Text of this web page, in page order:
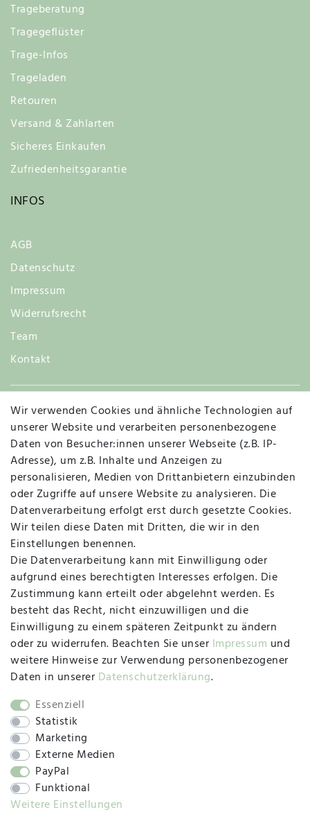
Trageberatung
Tragegeflüster
Trage-Infos
Trageladen
Retouren
Versand & Zahlarten
Sicheres Einkaufen
Zufriedenheitsgarantie
INFOS
AGB
Datenschutz
Impressum
Widerrufsrecht
Team
Kontakt
Widerruf
Vertrag widerrufen Kontakt
MAPALI VOR ORT
Herzogstraße 10
47533 Kleve
Montag, Dienstag, Donnerstag, Freitag
09:00 Uhr bis 13:00 Uhr
Mittwoch
09:00 Uhr bis 12:00 Uhr
SOCIAL
Wir verwenden Cookies und ähnliche Technologien auf
unserer Website und verarbeiten personenbezogene
Daten von Besucher:innen unserer Webseite (z.B. IP-
Adresse), um z.B. Inhalte und Anzeigen zu
personalisieren, Medien von Drittanbietern einzubinden
oder Zugriffe auf unsere Website zu analysieren. Die
Datenverarbeitung erfolgt erst durch gesetzte Cookies.
Wir teilen diese Daten mit Dritten, die wir in den
Einstellungen benennen.
Die Datenverarbeitung kann mit Einwilligung oder
aufgrund eines berechtigten Interesses erfolgen. Die
Zustimmung kann erteilt oder abgelehnt werden. Es
besteht das Recht, nicht einzuwilligen und die
Einwilligung zu einem späteren Zeitpunkt zu ändern
oder zu widerrufen. Beachten Sie unser Impressum und
weitere Hinweise zur Verwendung personenbezogener
Daten in unserer Daten­schutz­erklärung.
Essenziell
Statistik
Marketing
Externe Medien
PayPal
Funktional
Weitere Einstellungen